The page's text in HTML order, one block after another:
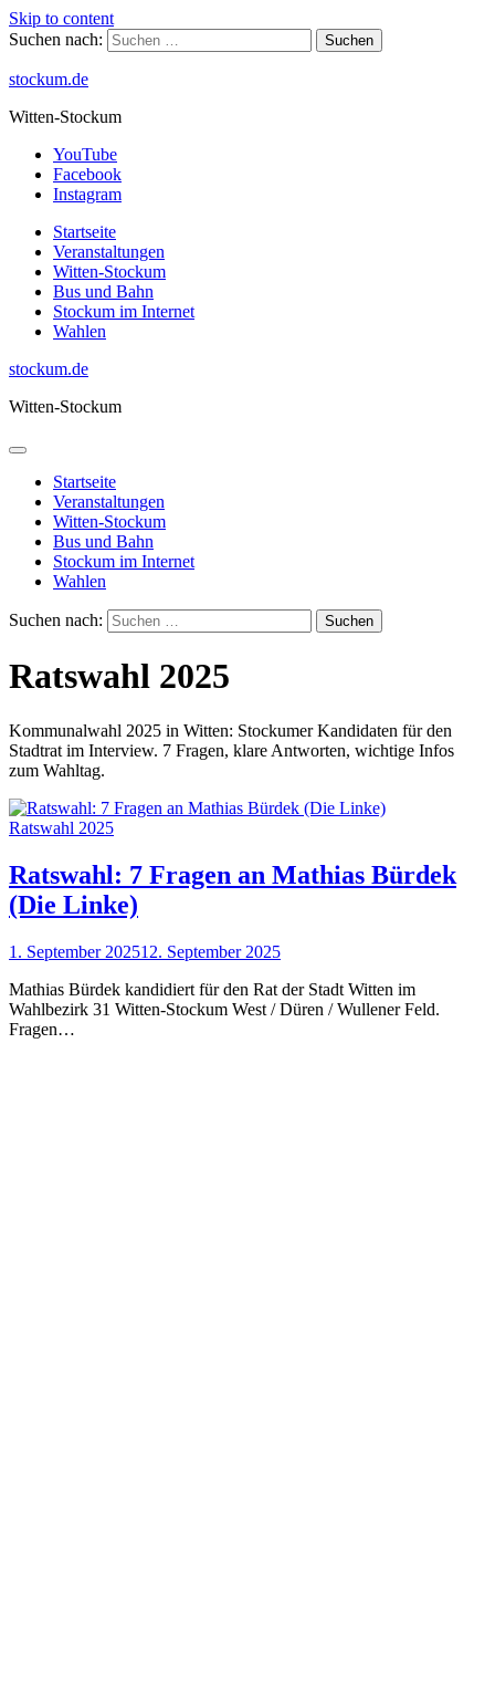
Skip to content
Suchen nach:
stockum.de
Witten-Stockum
YouTube
Facebook
Instagram
Startseite
Veranstaltungen
Witten-Stockum
Bus und Bahn
Stockum im Internet
Wahlen
stockum.de
Witten-Stockum
Startseite
Veranstaltungen
Witten-Stockum
Bus und Bahn
Stockum im Internet
Wahlen
Suchen nach:
Ratswahl 2025
Kommunalwahl 2025 in Witten: Stockumer Kandidaten für den
Stadtrat im Interview. 7 Fragen, klare Antworten, wichtige Infos
zum Wahltag.
Ratswahl 2025
Ratswahl: 7 Fragen an Mathias Bürdek
(Die Linke)
1. September 202512. September 2025
Mathias Bürdek kandidiert für den Rat der Stadt Witten im
Wahlbezirk 31 Witten-Stockum West / Düren / Wullener Feld.
Fragen…